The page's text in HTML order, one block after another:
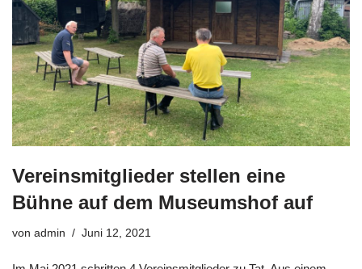
Vereinsmitglieder stellen eine
Bühne auf dem Museumshof auf
von admin Juni 12, 2021